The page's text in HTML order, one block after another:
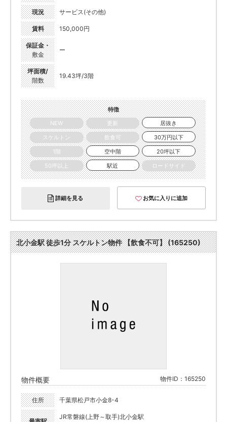
現況 サービス(その他)
賃料 150,000円
保証金・
敷金
ー
坪面積/
階数
19.43坪/3階
特徴
NEW
更新
居抜き
スケルトン
飲食可
30万円以下
1階
空中階
20坪以下
50坪以上
駅近 ロードサイド
詳細を見る お気に入りに追加
北小金駅 徒歩1分 スケルトン物件 【飲食不可】 (165250)
物件概要 物件ID：165250
住所 千葉県松戸市小金8-4
JR常磐線(上野～取手)北小金駅